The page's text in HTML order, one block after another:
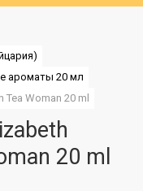
ароматы 20 мл
Tea Woman 20 ml
20 ml